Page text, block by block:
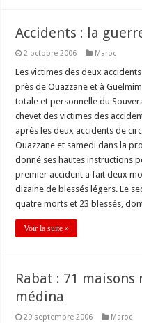
Accidents : la
2 octobre 2006 Maroc
Les victimes des deux
près de Ouazzane et à
totale et personnelle du
chevet des victimes des
après les deux accidents de
Ouazzane et samedi dans la
donné ses hautes instructions
premier accident a fait deux
dizaine de blessés légers. Le
quatre morts et 23 blessés,
Voir la suite »
Rabat : 71 maisons
médina
29 septembre 2006 Maroc